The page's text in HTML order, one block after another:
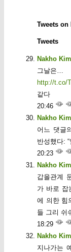
Tweets on
Tweets
Nakho Kim
그날은…
http://t.co/
같다
20:46
Nakho Kim
어느 댓글
반성했다:
20:23
Nakho Kim
갑을관계
가 바로 잡
에 의한 힘
들 그리 쉬
18:29
Nakho Kim
지나가는